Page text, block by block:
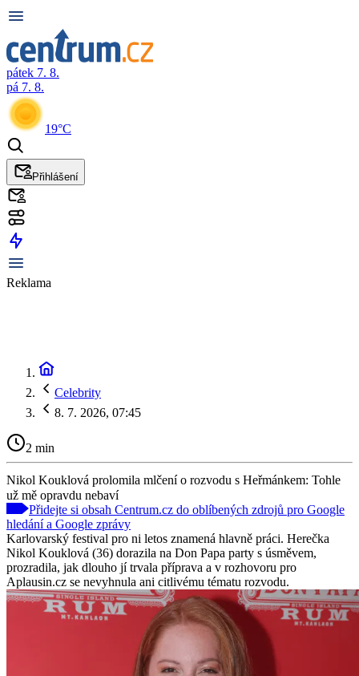
pátek 7. 8.
pá 7. 8.
19°C
Přihlášení
Reklama
Celebrity
8. 7. 2026, 07:45
2 min
Nikol Kouklová prolomila mlčení o rozvodu s Heřmánkem: Tohle
už mě opravdu nebaví
Přidejte si obsah Centrum.cz do oblíbených zdrojů pro Google
hledání a Google zprávy
Karlovarský festival pro ni letos znamená hlavně práci. Herečka
Nikol Kouklová (36) dorazila na Don Papa party s úsměvem,
prozradila, jak dlouho jí trvala příprava a v rozhovoru pro
Aplausin.cz se nevyhnula ani citlivému tématu rozvodu.